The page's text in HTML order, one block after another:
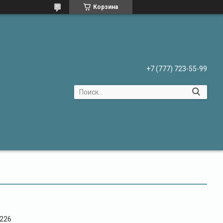
Корзина
+7 (777) 723-55-99